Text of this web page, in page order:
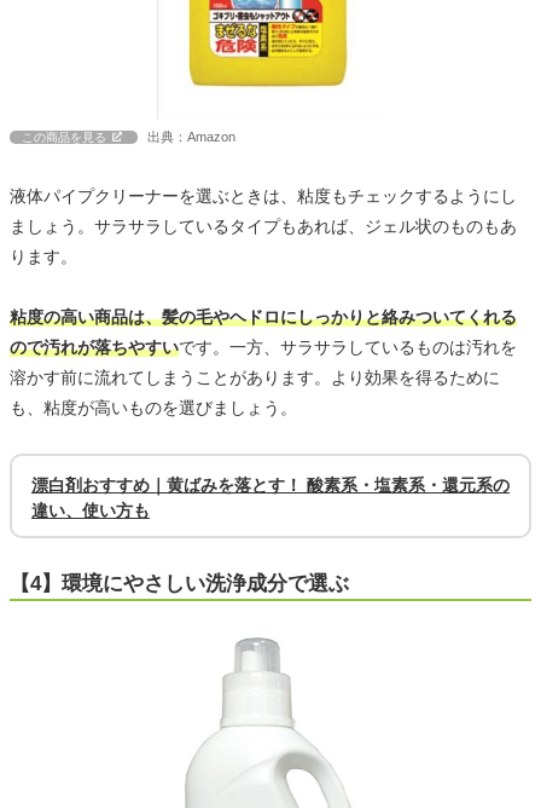
この商品を見る 出典：Amazon
液体パイプクリーナーを選ぶときは、粘度もチェックするようにし
ましょう。サラサラしているタイプもあれば、ジェル状のものもあ
ります。
粘度の高い商品は、髪の毛やヘドロにしっかりと絡みついてくれる
ので汚れが落ちやすいです。一方、サラサラしているものは汚れを
溶かす前に流れてしまうことがあります。より効果を得るために
も、粘度が高いものを選びましょう。
漂白剤おすすめ｜黄ばみを落とす！ 酸素系・塩素系・還元系の
違い、使い方も
【4】環境にやさしい洗浄成分で選ぶ